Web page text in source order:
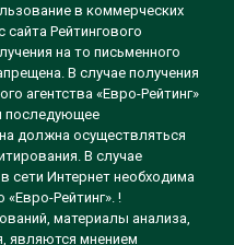
в коммерческих
Рейтингового
на то письменного
В случае получения
агентства «Евро-Рейтинг»
последующее
должна осуществляться
В случае
сети Интернет необходима
«Евро-Рейтинг». !
материалы анализа,
являются мнением